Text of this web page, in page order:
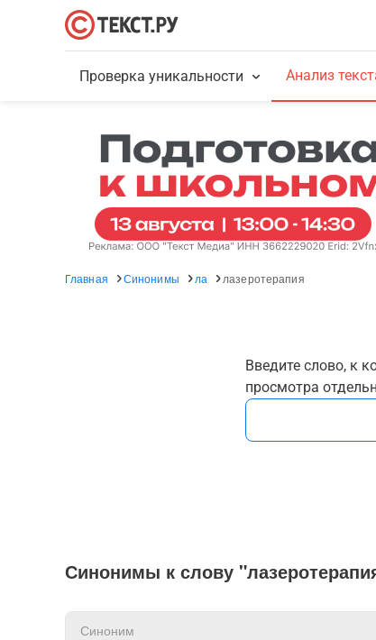
Проверка уникальности Анализ
Главная Синонимы ла лазеротерапия
Введите слово, к
просмотра
Синонимы к слову
Синоним